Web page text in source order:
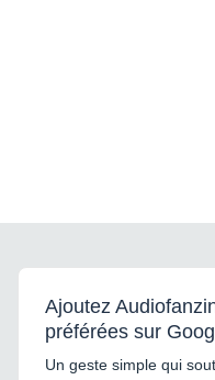
Ajoutez
préférées sur
Un geste simple qui